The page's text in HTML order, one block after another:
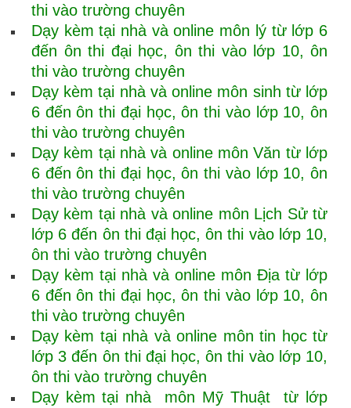
thi vào trường chuyên
Dạy kèm tại nhà và online môn lý từ lớp 6
đến ôn thi đại học, ôn thi vào lớp 10, ôn
thi vào trường chuyên
Dạy kèm tại nhà và online môn sinh từ lớp
6 đến ôn thi đại học, ôn thi vào lớp 10, ôn
thi vào trường chuyên
Dạy kèm tại nhà và online môn Văn từ lớp
6 đến ôn thi đại học, ôn thi vào lớp 10, ôn
thi vào trường chuyên
Dạy kèm tại nhà và online môn Lịch Sử từ
lớp 6 đến ôn thi đại học, ôn thi vào lớp 10,
ôn thi vào trường chuyên
Dạy kèm tại nhà và online môn Địa từ lớp
6 đến ôn thi đại học, ôn thi vào lớp 10, ôn
thi vào trường chuyên
Dạy kèm tại nhà và online môn tin học từ
lớp 3 đến ôn thi đại học, ôn thi vào lớp 10,
ôn thi vào trường chuyên
Dạy kèm tại nhà môn Mỹ Thuật từ lớp